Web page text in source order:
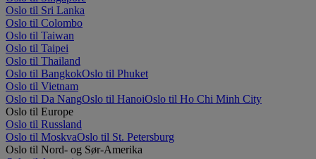
Oslo til Sri Lanka
Oslo til Colombo
Oslo til Taiwan
Oslo til Taipei
Oslo til Thailand
Oslo til BangkokOslo til Phuket
Oslo til Vietnam
Oslo til Da NangOslo til HanoiOslo til Ho Chi Minh City
Oslo til Europe
Oslo til Russland
Oslo til MoskvaOslo til St. Petersburg
Oslo til Nord- og Sør-Amerika